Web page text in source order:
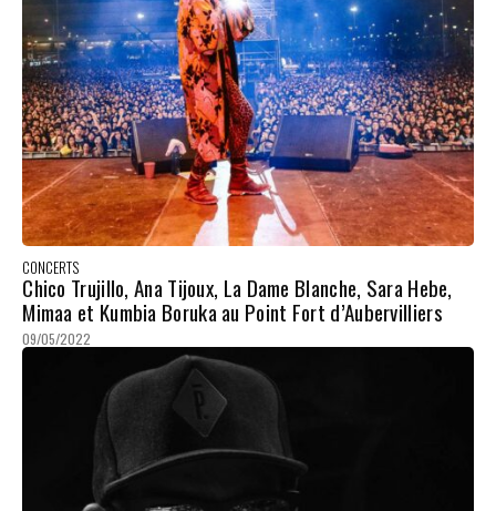
CONCERTS
Chico Trujillo, Ana Tijoux, La Dame Blanche, Sara Hebe,
Mimaa et Kumbia Boruka au Point Fort d’Aubervilliers
09/05/2022